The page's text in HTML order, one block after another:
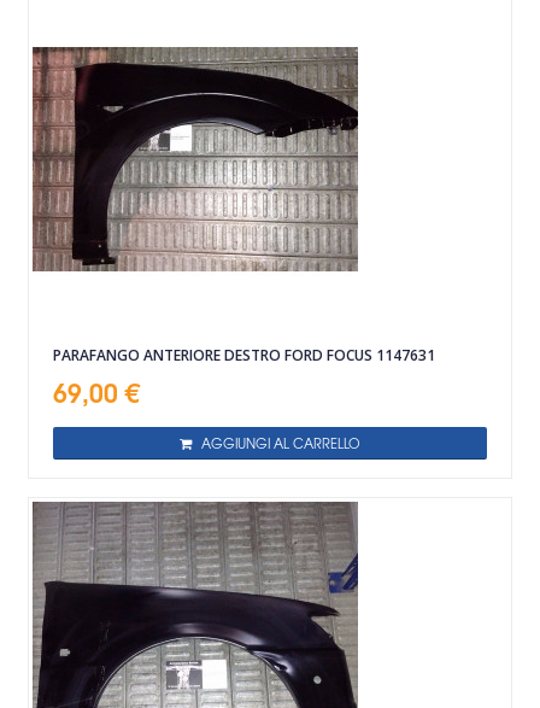
PARAFANGO ANTERIORE DESTRO FORD FOCUS 1147631
69,00 €
AGGIUNGI AL CARRELLO